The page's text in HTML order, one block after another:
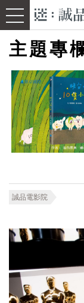
主題專
誠品電影院